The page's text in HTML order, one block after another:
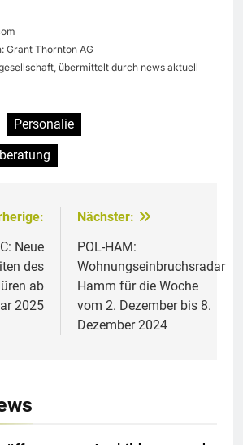
Grant Thornton AG
übermittelt durch news aktuell
Personalie
Neue
des
ab
2025
Nächster:
POL-HAM:
Wohnungseinbruchsradar
Hamm für die Woche
vom 2. Dezember bis 8.
Dezember 2024